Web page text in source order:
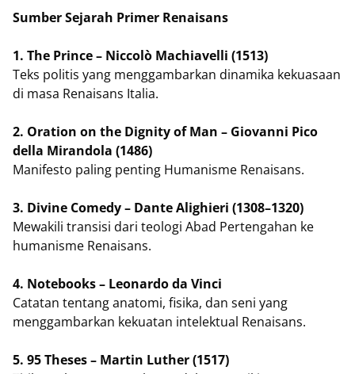
Sumber Sejarah Primer Renaisans
1. The Prince – Niccolò Machiavelli (1513)
Teks politis yang menggambarkan dinamika kekuasaan
di masa Renaisans Italia.
2. Oration on the Dignity of Man – Giovanni Pico
della Mirandola (1486)
Manifesto paling penting Humanisme Renaisans.
3. Divine Comedy – Dante Alighieri (1308–1320)
Mewakili transisi dari teologi Abad Pertengahan ke
humanisme Renaisans.
4. Notebooks – Leonardo da Vinci
Catatan tentang anatomi, fisika, dan seni yang
menggambarkan kekuatan intelektual Renaisans.
5. 95 Theses – Martin Luther (1517)